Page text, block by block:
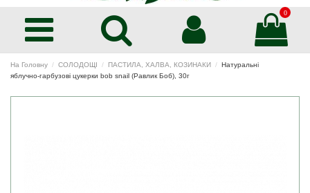
0
На Головну СОЛОДОЩІ ПАСТИЛА, ХАЛВА, КОЗИНАКИ
Натуральні
яблучно-гарбузові цукерки bob snail (Равлик Боб), 30г